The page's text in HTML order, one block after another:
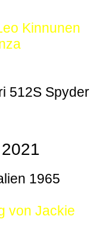
Kinnunen
512S Spyder
1965
von Jackie